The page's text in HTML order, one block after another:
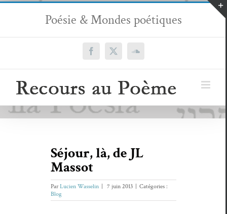
Passer
contenu
Poésie & Mondes poétiques
Facebook
X SoundCloud
Séjour, là, de JL
Massot
ParLucien Wasselin 7 juin 2013
Catégories :
Blog